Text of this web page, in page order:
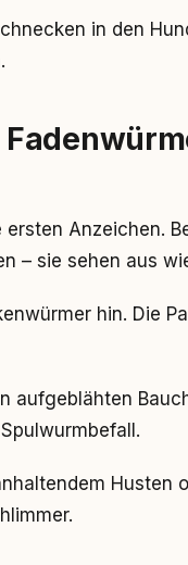
in den
Anzeichen.
– sie sehen aus
hin. Die
aufgeblähten
Husten